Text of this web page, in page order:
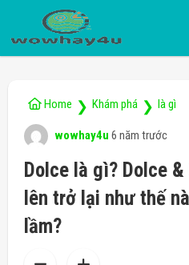
Home ❯ Khám phá ❯ là gì
wowhay4u 6 năm trước
Dolce là gì? Dolce
lên trở lại như thế
lầm?